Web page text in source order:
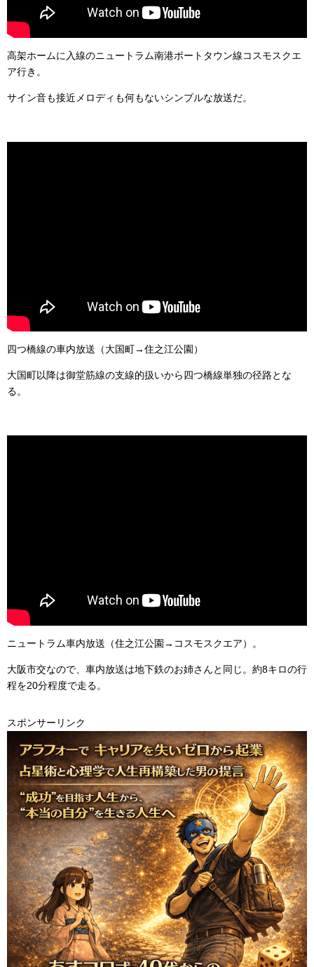
高架ホームに入線のニュートラム南港ポートタウン線コスモスクエ
ア行き。
サイン音も接近メロディも何もないシンプルな放送だ。
四つ橋線の車内放送（大国町→住之江公園）
大国町以降は御堂筋線の支線的扱いから四つ橋線単独の径路とな
る。
ニュートラム車内放送（住之江公園→コスモスクエア）。
大阪市交なので、車内放送は地下鉄のお姉さんと同じ。約8キロの行
程を20分程度で走る。
スポンサーリンク